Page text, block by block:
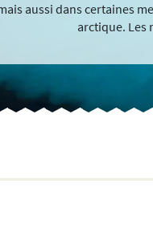
aussi dans certaines
arctique. Les